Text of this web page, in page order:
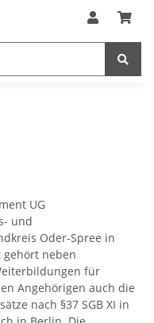
UG
und
Oder-Spree in
gehört neben
für
Angehörigen auch die
nach §37 SGB XI in